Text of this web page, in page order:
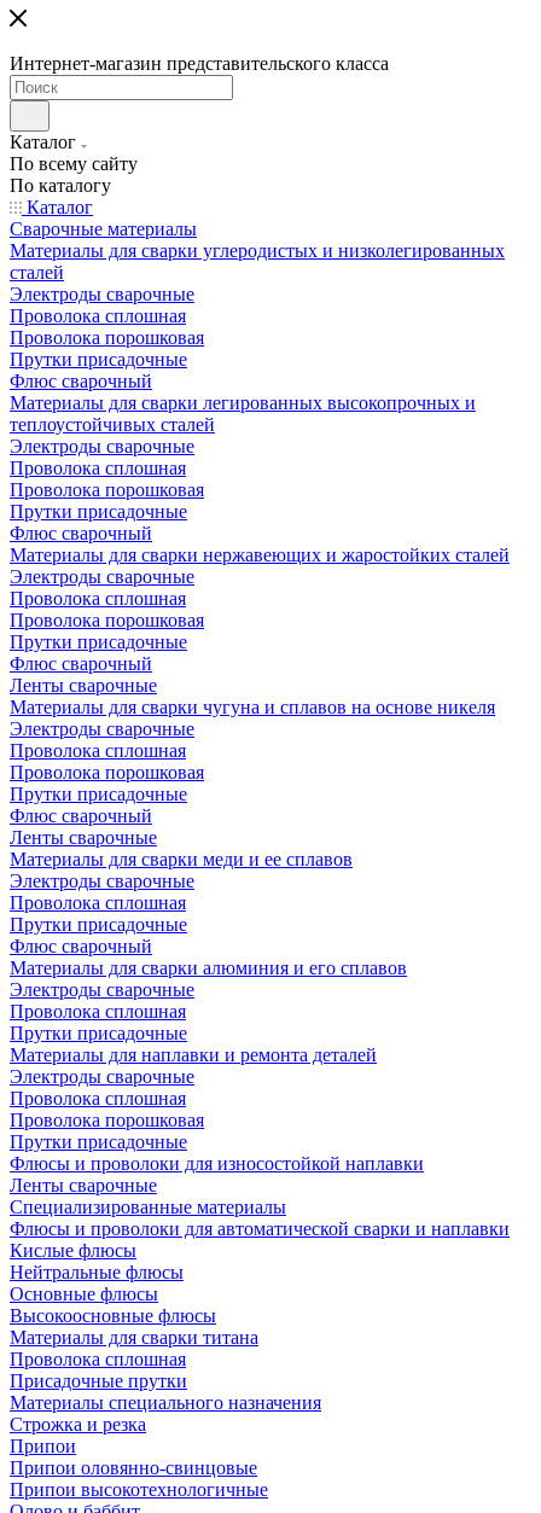
Интернет-магазин представительского класса
Каталог
По всему сайту
По каталогу
Каталог
Сварочные материалы
Материалы для сварки углеродистых и низколегированных
сталей
Электроды сварочные
Проволока сплошная
Проволока порошковая
Прутки присадочные
Флюс сварочный
Материалы для сварки легированных высокопрочных и
теплоустойчивых сталей
Электроды сварочные
Проволока сплошная
Проволока порошковая
Прутки присадочные
Флюс сварочный
Материалы для сварки нержавеющих и жаростойких сталей
Электроды сварочные
Проволока сплошная
Проволока порошковая
Прутки присадочные
Флюс сварочный
Ленты сварочные
Материалы для сварки чугуна и сплавов на основе никеля
Электроды сварочные
Проволока сплошная
Проволока порошковая
Прутки присадочные
Флюс сварочный
Ленты сварочные
Материалы для сварки меди и ее сплавов
Электроды сварочные
Проволока сплошная
Прутки присадочные
Флюс сварочный
Материалы для сварки алюминия и его сплавов
Электроды сварочные
Проволока сплошная
Прутки присадочные
Материалы для наплавки и ремонта деталей
Электроды сварочные
Проволока сплошная
Проволока порошковая
Прутки присадочные
Флюсы и проволоки для износостойкой наплавки
Ленты сварочные
Специализированные материалы
Флюсы и проволоки для автоматической сварки и наплавки
Кислые флюсы
Нейтральные флюсы
Основные флюсы
Высокоосновные флюсы
Материалы для сварки титана
Проволока сплошная
Присадочные прутки
Материалы специального назначения
Строжка и резка
Припои
Припои оловянно-свинцовые
Припои высокотехнологичные